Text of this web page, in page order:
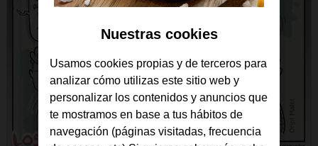
Nuestras cookies
Usamos cookies propias y de terceros para
analizar cómo utilizas este sitio web y
personalizar los contenidos y anuncios que
te mostramos en base a tus hábitos de
navegación (páginas visitadas, frecuencia